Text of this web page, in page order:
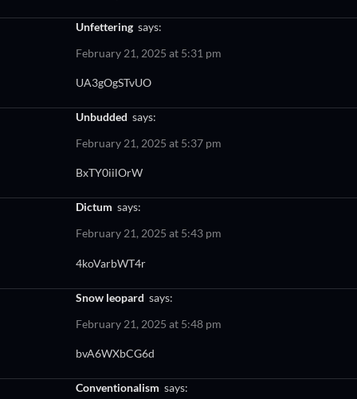
unfettering says:
February 21, 2025 at 5:31 pm
UA3gOgSTvUO
unbudded says:
February 21, 2025 at 5:37 pm
BxTY0iilOrW
dictum says:
February 21, 2025 at 5:43 pm
4koVarbWT4r
Snow leopard says:
February 21, 2025 at 5:48 pm
bvA6WXbCG6d
conventionalism says: